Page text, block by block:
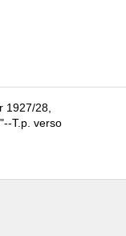
1927/28,
T.p. verso